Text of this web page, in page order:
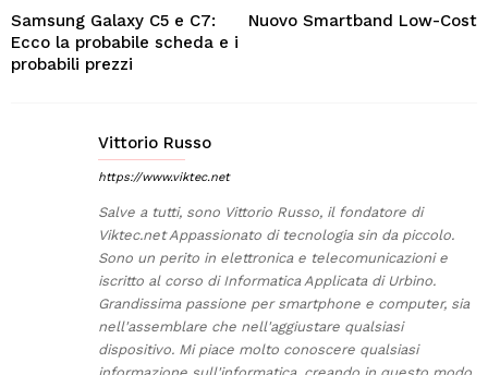
Samsung Galaxy C5 e C7:
Ecco la probabile scheda e i
probabili prezzi
Nuovo Smartband Low-Cost
Vittorio Russo
https://www.viktec.net
Salve a tutti, sono Vittorio Russo, il fondatore di
Viktec.net Appassionato di tecnologia sin da piccolo.
Sono un perito in elettronica e telecomunicazioni e
iscritto al corso di Informatica Applicata di Urbino.
Grandissima passione per smartphone e computer, sia
nell'assemblare che nell'aggiustare qualsiasi
dispositivo. Mi piace molto conoscere qualsiasi